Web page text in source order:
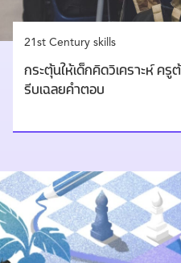
21st Century skills
กระตุ้นให้เด็กคิดวิเคราะห์ ครูต้
รีบเฉลยคำตอบ